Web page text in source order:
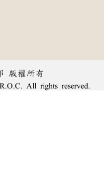
版權所有
All rights reserved.